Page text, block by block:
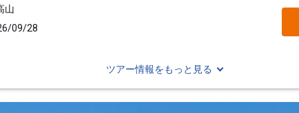
山
09/28
ツアー情報をもっと見る